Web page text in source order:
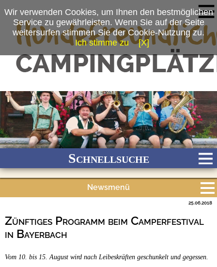
Schnellsuche
Ganzjährig geöffnet
Newsmenü
Campingplätze
Zünftiges Programm beim Camperfestival
in Bayerbach
25.06.2018
Vom 10. bis 15. August wird nach Leibeskräften geschunkelt und gegessen.
Wir verwenden Cookies, um Ihnen den bestmöglichen
Service zu gewährleisten. Wenn Sie auf der Seite
weitersurfen stimmen Sie der Cookie-Nutzung zu.
Ich stimme zu
[X]